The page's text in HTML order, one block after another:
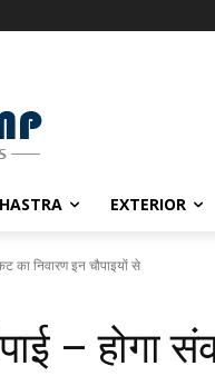
EXTERIOR
का निवारण इन चौपाइयों से
– होगा